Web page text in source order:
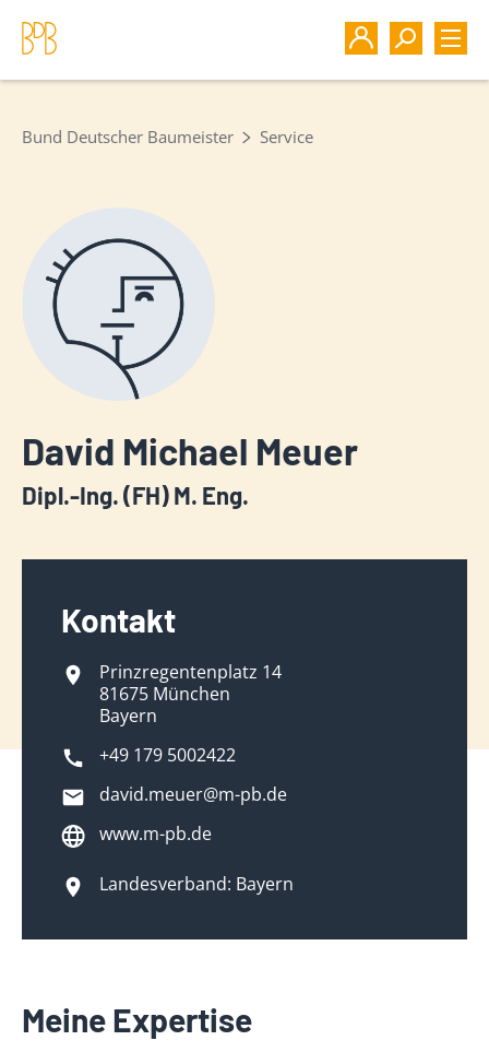
Bund Deutscher Baumeister Service
David Michael Meuer
Dipl.-Ing. (FH) M. Eng.
Kontakt
Prinzregentenplatz 14
81675 München
Bayern
+49 179 5002422
david.meuer@m-pb.de
www.m-pb.de
Landesverband: Bayern
Meine Expertise